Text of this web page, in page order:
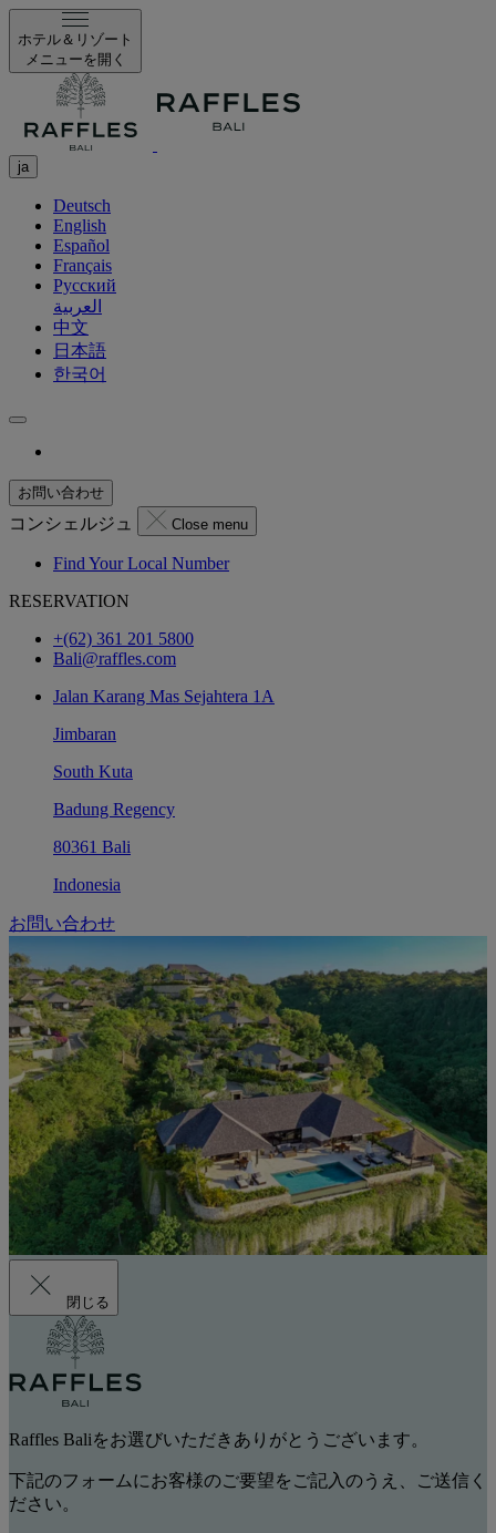
ホテル＆リゾート
メニューを開く
ja
Deutsch
English
Español
Français
Русский
العربية
中文
日本語
한국어
お問い合わせ
コンシェルジュ Close menu
Find Your Local Number
RESERVATION
+(62) 361 201 5800
Bali@raffles.com
Jalan Karang Mas Sejahtera 1A
Jimbaran
South Kuta
Badung Regency
80361 Bali
Indonesia
お問い合わせ
閉じる
Raffles Baliをお選びいただきありがとうございます。
下記のフォームにお客様のご要望をご記入のうえ、ご送信く
ださい。